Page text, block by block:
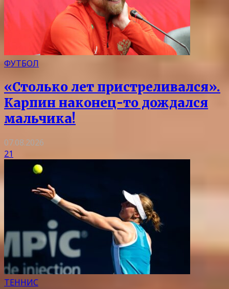
ФУТБОЛ
«Столько лет пристреливался».
Карпин наконец-то дождался
мальчика!
07.08.2026
21
ТЕННИС